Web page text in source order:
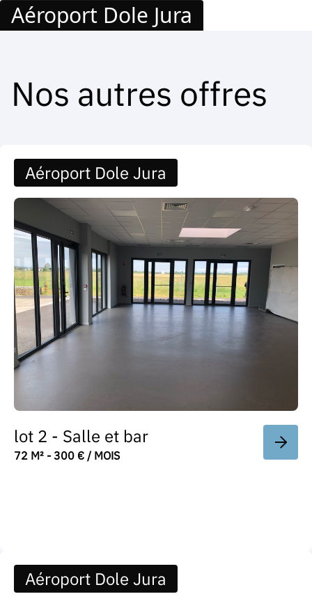
Aéroport Dole Jura
Nos autres offres
Aéroport Dole Jura
lot 2 - Salle et bar
72 M² - 300 € / MOIS
Aéroport Dole Jura